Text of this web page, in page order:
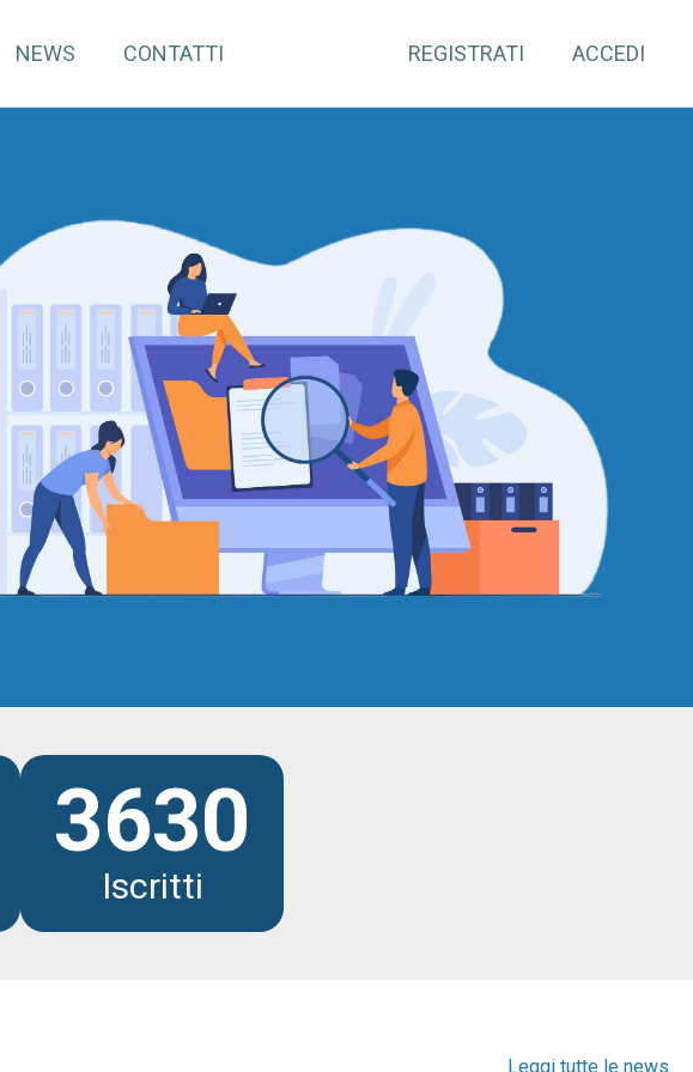
NEWS CONTATTI REGISTRATI ACCEDI
3630
Iscritti
Leggi tutte le news